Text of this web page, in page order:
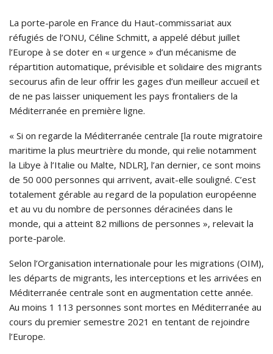
La porte-parole en France du Haut-commissariat aux
réfugiés de l’ONU, Céline Schmitt, a appelé début juillet
l’Europe à se doter en « urgence » d’un mécanisme de
répartition automatique, prévisible et solidaire des migrants
secourus afin de leur offrir les gages d’un meilleur accueil et
de ne pas laisser uniquement les pays frontaliers de la
Méditerranée en première ligne.
« Si on regarde la Méditerranée centrale [la route migratoire
maritime la plus meurtrière du monde, qui relie notamment
la Libye à l’Italie ou Malte, NDLR], l’an dernier, ce sont moins
de 50 000 personnes qui arrivent, avait-elle souligné. C’est
totalement gérable au regard de la population européenne
et au vu du nombre de personnes déracinées dans le
monde, qui a atteint 82 millions de personnes », relevait la
porte-parole.
Selon l’Organisation internationale pour les migrations (OIM),
les départs de migrants, les interceptions et les arrivées en
Méditerranée centrale sont en augmentation cette année.
Au moins 1 113 personnes sont mortes en Méditerranée au
cours du premier semestre 2021 en tentant de rejoindre
l’Europe.